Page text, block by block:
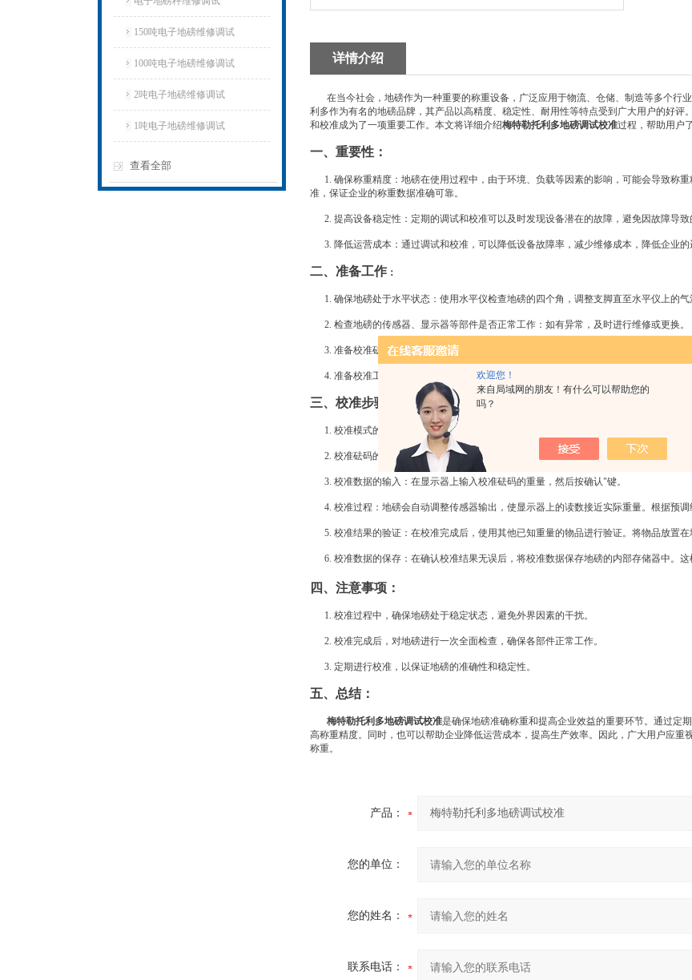
欢迎您！
来自局域网的朋友！有什么可以帮助您的
吗？
150吨电子地磅维修调试
100吨电子地磅维修调试
2吨电子地磅维修调试
1吨电子地磅维修调试
查看全部
详情介绍
在当今社会，地磅作为一种重要的称重设备，广泛应用于物流、仓储、制造等多个行
利多作为有名的地磅品牌，其产品以高精度、稳定性、耐用性等特点受到广大用户的好
和校准成为了一项重要工作。本文将详细介绍梅特勒托利多地磅调试校准过程，帮助用户
一、重要性：
1. 确保称重精度：地磅在使用过程中，由于环境、负载等因素的影响，可能会导致称
准，保证企业的称重数据准确可靠。
2. 提高设备稳定性：定期的调试和校准可以及时发现设备潜在的故障，避免因故障导致
3. 降低运营成本：通过调试和校准，可以降低设备故障率，减少维修成本，降低企业的
二、准备工作 ：
1. 确保地磅处于水平状态：使用水平仪检查地磅的四个角，调整支脚直至水平仪上的气
2. 检查地磅的传感器、显示器等部件是否正常工作：如有异常，及时进行维修或更换。
3. 准备校准砝码：根据国家计量部门的规定，准备合适的砝码进行校准。
4. 准备校准工具：如螺丝刀、扳手、钢尺等。
三、校准步骤：
1. 校准模式的选择：在梅特勒托利多地磅的显示器上，进入菜单，选择校准"选项。根
2. 校准砝码的放置：将校准砝码放置在地磅的中心位置，确保砝码与地磅表面接触良好
3. 校准数据的输入：在显示器上输入校准砝码的重量，然后按确认"键。
4. 校准过程：地磅会自动调整传感器输出，使显示器上的读数接近实际重量。根据预调
5. 校准结果的验证：在校准完成后，使用其他已知重量的物品进行验证。将物品放置在
6. 校准数据的保存：在确认校准结果无误后，将校准数据保存地磅的内部存储器中。这
四、注意事项：
1. 校准过程中，确保地磅处于稳定状态，避免外界因素的干扰。
2. 校准完成后，对地磅进行一次全面检查，确保各部件正常工作。
3. 定期进行校准，以保证地磅的准确性和稳定性。
五、总结：
梅特勒托利多地磅调试校准是确保地磅准确称重和提高企业效益的重要环节。通过定
高称重精度。同时，也可以帮助企业降低运营成本，提高生产效率。因此，广大用户应
称重。
产品：
您的单位：
您的姓名：
联系电话：